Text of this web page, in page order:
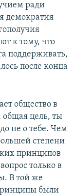
ради
демократия
к тому, что
поддерживать,
после конца
общество в
общая цель, ты
не о тебе. Чем
степени
принципов
только в
В той же
были